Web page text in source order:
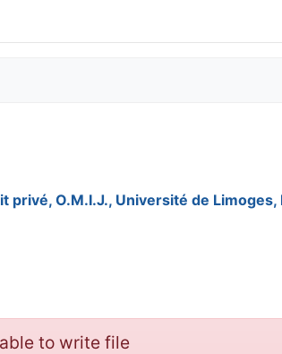
O.M.I.J., Université de Limoges,
to write file